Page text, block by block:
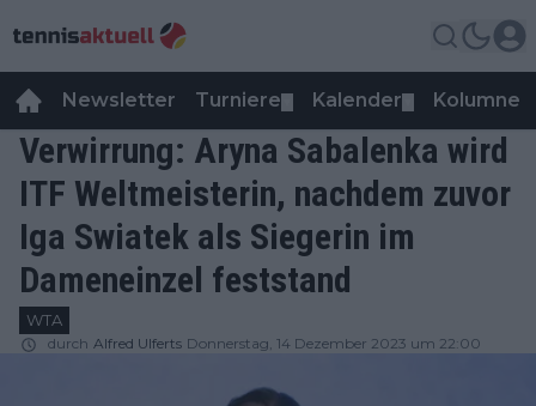
Newsletter Turniere Kalender Kolumnen
Verwirrung: Aryna Sabalenka wird
ITF Weltmeisterin, nachdem zuvor
Iga Swiatek als Siegerin im
Dameneinzel feststand
WTA
durch Alfred Ulferts Donnerstag, 14 Dezember 2023 um 22:00